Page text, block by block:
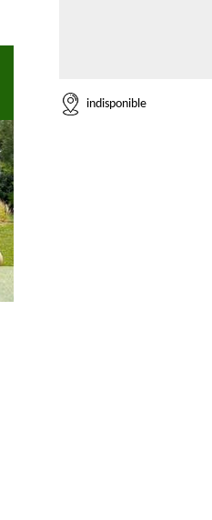
indisponible